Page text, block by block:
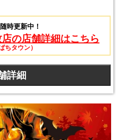
時更新中！
の店舗詳細はこちら
ちタウン）
詳細